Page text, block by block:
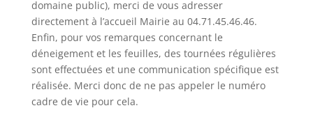
domaine public), merci de vous adresser
directement à l’accueil Mairie au 04.71.45.46.46.
Enfin, pour vos remarques concernant le
déneigement et les feuilles, des tournées régulières
sont effectuées et une communication spécifique est
réalisée. Merci donc de ne pas appeler le numéro
cadre de vie pour cela.